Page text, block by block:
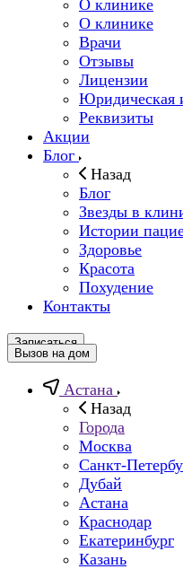
О клинике
О клинике
Врачи
Отзывы
Лицензии
Юридическая
Реквизиты
Акции
Блог
Назад
Блог
Звезды в
Истории
Здоровье
Красота
Похудение
Контакты
Записаться
Вызов на дом
Астана
Назад
Города
Москва
Санкт-
Дубай
Астана
Краснодар
Екатеринбург
Казань